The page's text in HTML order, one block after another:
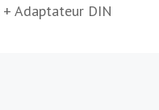
Adaptateur DIN